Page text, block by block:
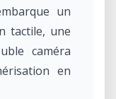
un
tactile, une
caméra
en